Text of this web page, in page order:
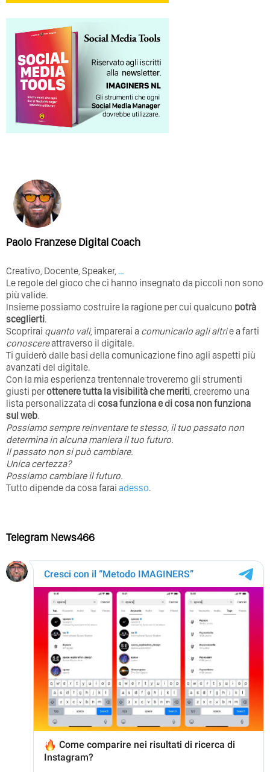
Paolo Franzese Digital Coach
Creativo, Docente, Speaker, …
Le regole del gioco che ci hanno insegnato da piccoli non sono
più valide.
Insieme possiamo costruire la ragione per cui qualcuno potrà
sceglierti.
Scoprirai quanto vali, imparerai a comunicarlo agli altrie a farti
conoscereattraverso il digitale.
Ti guiderò dalle basi della comunicazione fino agli aspetti più
avanzati del digitale.
Con la mia esperienza trentennale troveremo gli strumenti
giusti perottenere tutta la visibilità che meriti, creeremo una
lista personalizzata di cosa funziona e di cosa non funziona
sul web.
Possiamo sempre reinventare te stesso, il tuo passato non
determina in alcuna maniera il tuo futuro. ⁣
⁣Il passato non si può cambiare.
Unica certezza?
Possiamo cambiare il futuro.
Tutto dipende da cosa farai adesso.
Telegram News466